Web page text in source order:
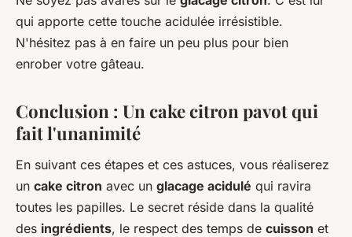
qui apporte cette touche acidulée irrésistible.
N'hésitez pas à en faire un peu plus pour bien
enrober votre gâteau.
Conclusion : Un cake citron pavot qui
fait l'unanimité
En suivant ces étapes et ces astuces, vous réaliserez
un cake citron avec un glacage acidulé qui ravira
toutes les papilles. Le secret réside dans la qualité
des ingrédients, le respect des temps de cuisson et